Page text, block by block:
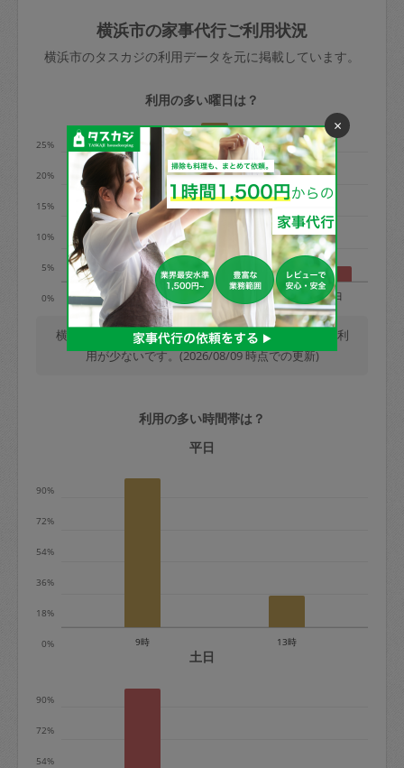
依頼者不在による当日キャンセル＝依頼
金額の100%＋交通費全額
※例：依頼日時／土曜日午前9時開始の場
合、水曜日午前9時以降はキャンセル料が
発生
水曜日9時〜金曜日9時まで＝依頼料金の
50%
金曜日9時～土曜日8時まで＝依頼金額の
100%
土曜日8時〜実施時間＝依頼金額の100%
＋交通費全額
依頼者不在による当日キャンセル＝依頼
金額の100%＋交通費全額
定期契約をキャンセルする場合、毎週定
期は月2回まで隔週定期は月1回までキャ
※キャンセル料金の設定について：
きた場合は損害保険の対象外となるので
ご注意ください。
玉、など
あわせてこちらも参照ください：初めて
はありますか？
横浜市の家事代行ご利用状況
横浜市のタスカジの利用データを元に掲載しています。
利用の多い曜日は？
0%
5%
10%
15%
20%
25%
月 火 木 日
横浜市では、毎週木曜日の利用が最も多く、日曜日の利
用が少ないです。(2026/08/09 時点での更新)
利用の多い時間帯は？
平日
0%
18%
36%
54%
72%
90%
9時 13時
土日
54%
72%
90%
×